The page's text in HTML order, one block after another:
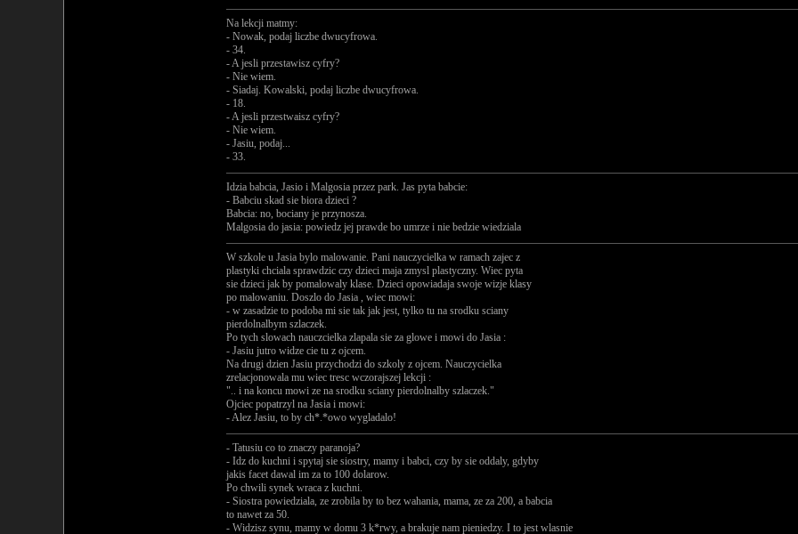
Na lekcji matmy:
- Nowak, podaj liczbe dwucyfrowa.
- 34.
- A jesli przestawisz cyfry?
- Nie wiem.
- Siadaj. Kowalski, podaj liczbe dwucyfrowa.
- 18.
- A jesli przestwaisz cyfry?
- Nie wiem.
- Jasiu, podaj...
- 33.
Idzia babcia, Jasio i Malgosia przez park. Jas pyta babcie:
- Babciu skad sie biora dzieci ?
Babcia: no, bociany je przynosza.
Malgosia do jasia: powiedz jej prawde bo umrze i nie bedzie wiedziala
W szkole u Jasia bylo malowanie. Pani nauczycielka w ramach zajec z
plastyki chciala sprawdzic czy dzieci maja zmysl plastyczny. Wiec pyta
sie dzieci jak by pomalowaly klase. Dzieci opowiadaja swoje wizje klasy
po malowaniu. Doszlo do Jasia , wiec mowi:
- w zasadzie to podoba mi sie tak jak jest, tylko tu na srodku sciany
pierdolnalbym szlaczek.
Po tych slowach nauczcielka zlapala sie za glowe i mowi do Jasia :
- Jasiu jutro widze cie tu z ojcem.
Na drugi dzien Jasiu przychodzi do szkoly z ojcem. Nauczycielka
zrelacjonowala mu wiec tresc wczorajszej lekcji :
".. i na koncu mowi ze na srodku sciany pierdolnalby szlaczek."
Ojciec popatrzyl na Jasia i mowi:
- Alez Jasiu, to by ch*.*owo wygladalo!
- Tatusiu co to znaczy paranoja?
- Idz do kuchni i spytaj sie siostry, mamy i babci, czy by sie oddaly, gdyby
jakis facet dawal im za to 100 dolarow.
Po chwili synek wraca z kuchni.
- Siostra powiedziala, ze zrobila by to bez wahania, mama, ze za 200, a babcia
to nawet za 50.
- Widzisz synu, mamy w domu 3 k*rwy, a brakuje nam pieniedzy. I to jest wlasnie